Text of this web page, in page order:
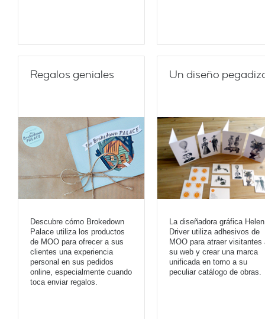
Regalos geniales
Descubre cómo Brokedown
Palace utiliza los productos
de MOO para ofrecer a sus
clientes una experiencia
personal en sus pedidos
online, especialmente cuando
toca enviar regalos.
Un diseño
La diseñadora gráfica Helen
Driver utiliza adhesivos de
MOO para atraer visitantes
su web y crear una marca
unificada en torno a su
peculiar catálogo de obras.